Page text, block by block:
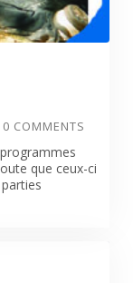
0 COMMENTS
que ceux-ci